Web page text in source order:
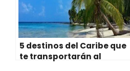
5 destinos del Caribe que
te transportarán al